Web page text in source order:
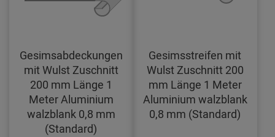
Gesimsabdeckungen
mit Wulst Zuschnitt
200 mm Länge 1
Meter Aluminium
walzblank 0,8 mm
(Standard)
Gesimsstreifen mit
Wulst Zuschnitt 200
mm Länge 1 Meter
Aluminium walzblank
0,8 mm (Standard)